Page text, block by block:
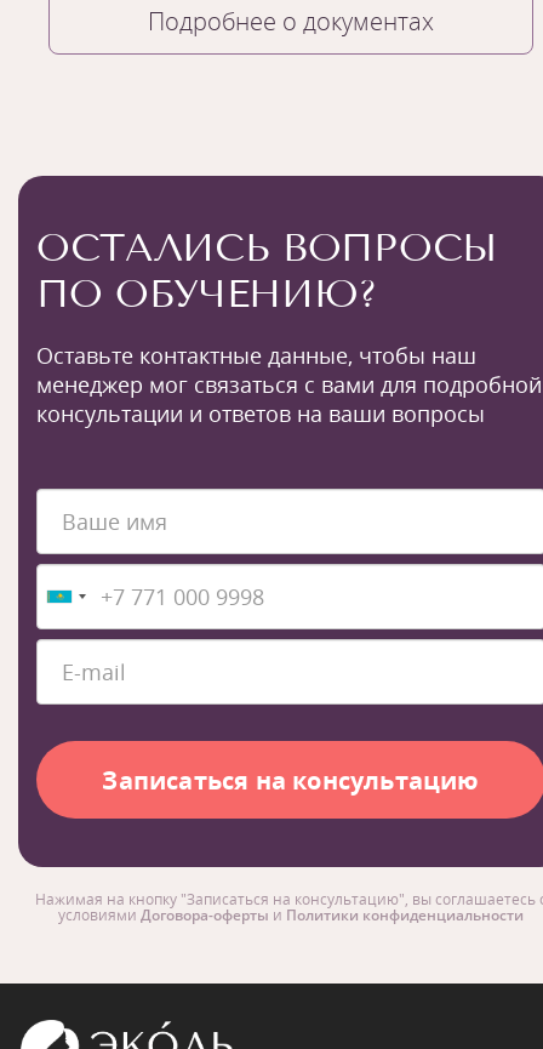
Подробнее о документах
ОСТАЛИСЬ ВОПРОСЫ
ПО ОБУЧЕНИЮ?
Оставьте контактные данные, чтобы наш
менеджер мог связаться с вами для подробной
консультации и ответов на ваши вопросы
Нажимая на кнопку "Записаться на консультацию", вы соглашаетесь
условиями Договора-оферты и Политики конфиденциальности